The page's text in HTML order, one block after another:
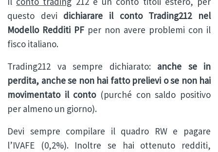
questo devi dichiarare il conto Trading212 nel
Modello Redditi PF per non avere problemi con il
fisco italiano.
Trading212 va sempre dichiarato: anche se in
perdita, anche se non hai fatto prelievi o se non hai
movimentato il conto(purché con saldo positivo
per almeno un giorno).
Devi sempre compilare il quadro RW e pagare
l’IVAFE (0,2%). Inoltre se hai ottenuto redditi,